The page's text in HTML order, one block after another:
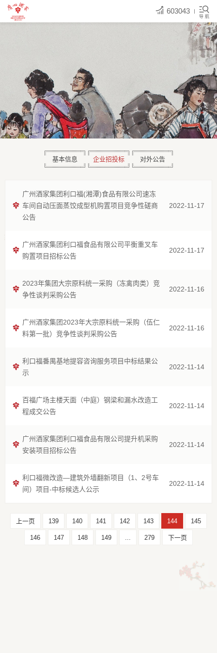
603043
导 航
基本信息 企业招投标 对外公告
广州酒家集团利口福(湘潭)食品有限公司速冻
车间自动压面蒸饺成型机购置项目竞争性磋商
公告
2022-11-17
广州酒家集团利口福食品有限公司平衡重叉车
购置项目招标公告
2022-11-17
2023年集团大宗原料统一采购（冻禽肉类）竞
争性谈判采购公告
2022-11-16
广州酒家集团2023年大宗原料统一采购（伍仁
料第一批）竞争性谈判采购公告
2022-11-16
利口福番禺基地提容咨询服务项目中标结果公
示
2022-11-14
百福广场主楼天面（中庭）钢梁和漏水改造工
程成交公告
2022-11-14
广州酒家集团利口福食品有限公司提升机采购
安装项目招标公告
2022-11-14
利口福微改造—建筑外墙翻新项目（1、2号车
间）项目-中标候选人公示
2022-11-14
上一页 139 140 141 142 143 144 145
146 147 148 149 279 下一页